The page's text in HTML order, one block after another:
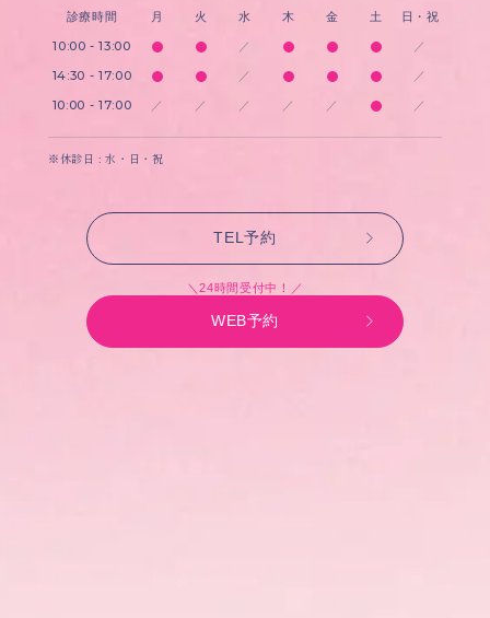
診療時間 月 火 水 木 金 土 日・祝
10:00 - 13:00 ／ ／
14:30 - 17:00 ／ ／
10:00 - 17:00 ／ ／ ／ ／ ／ ／
※休診日 : 水・日・祝
TEL予約
＼24時間受付中！／
WEB予約